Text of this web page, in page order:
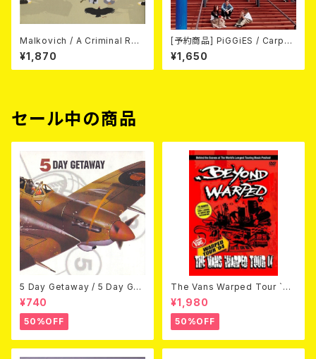
Malkovich / A Criminal Rec
ord CD
¥1,870
[予約商品] PiGGiES / Carpe
diem (CD) 2026年8月12日リ
リース予定
¥1,650
セール中の商品
5 Day Getaway / 5 Day Get
away (CDEP)
¥740
50%OFF
The Vans Warped Tour `04
Beyond Warped (国内盤DV
D)
¥1,980
50%OFF